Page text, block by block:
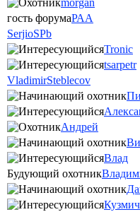
morgan
гость форумаРАА
SerjioSPb
Tronic
tsarpetr
VladimirSteblecov
Андрей
Влад
Будующий охотник
Кузмич